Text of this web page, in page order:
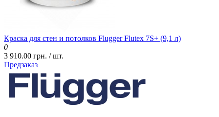
Краска для стен и потолков Flugger Flutex 7S+ (9,1 л)
0
3 910.00 грн. / шт.
Предзаказ